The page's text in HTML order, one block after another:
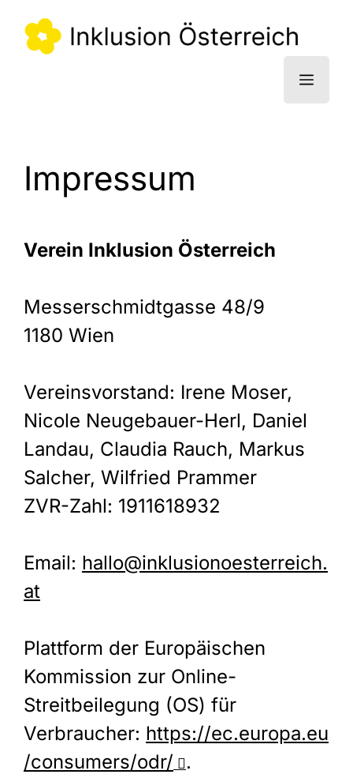
Inhalt
Menü
Impressum
Verein Inklusion Österreich
Messerschmidtgasse 48/9
1180 Wien
Vereinsvorstand: Irene Moser,
Nicole Neugebauer-Herl, Daniel
Landau, Claudia Rauch, Markus
Salcher, Wilfried Prammer
ZVR-Zahl: 1911618932
Email: hallo@inklusionoesterreich.
at
Plattform der Europäischen
Kommission zur Online-
Streitbeilegung (OS) für
Verbraucher: https://ec.europa.eu
/consumers/odr/
.